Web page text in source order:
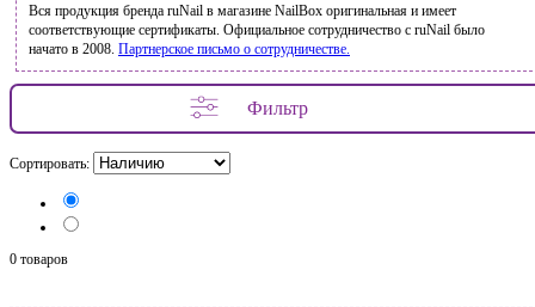
Вся продукция бренда ruNail в магазине NailBox оригинальная и имеет
соответствующие сертификаты. Официальное сотрудничество с ruNail было
начато в 2008. Партнерское письмо о сотрудничестве.
Фильтр
Сортировать:
0 товаров